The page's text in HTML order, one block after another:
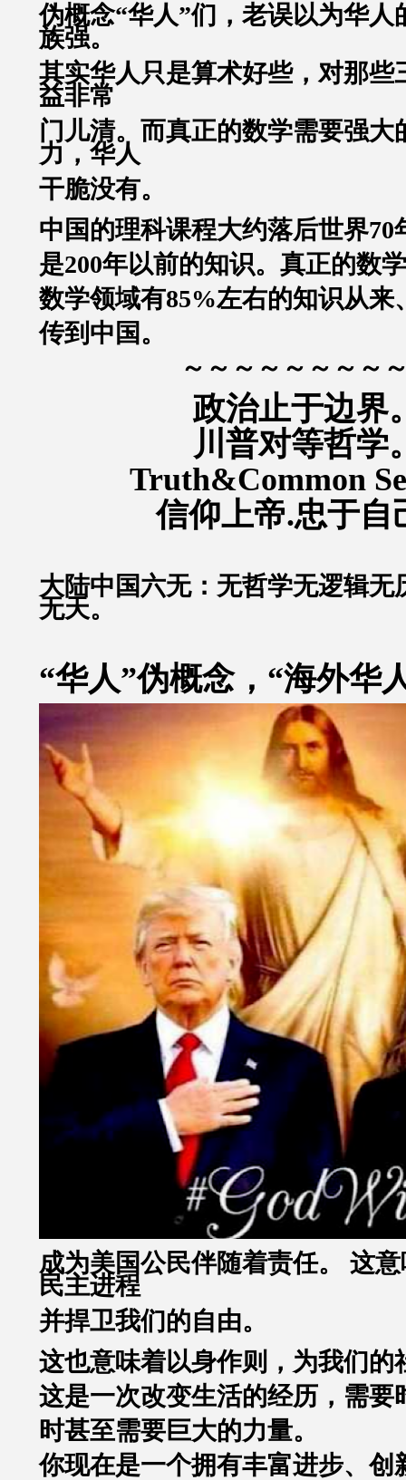
伪概念“华人”们，老误以为华人
族强。
其实华人只是算术好些，对那些
益非常
门儿清。而真正的数学需要强大
力，华人
干脆没有。
中国的理科课程大约落后世界70
是200年以前的知识。 真正的数
数学领域有85%左右的知识从来
传到中国。
～～～～～～～～
政治止于边界
川普对等哲学
Truth&Common
信仰上帝.忠于自
大陆中国六无：无哲学无逻辑无
无天。
“华人”伪概念，“海外华
成为美国公民伴随着责任。 这
民主进程
并捍卫我们的自由。
这也意味着以身作则，为我们的
这是一次改变生活的经历，需要
时甚至需要巨大的力量。
你现在是一个拥有丰富进步、创